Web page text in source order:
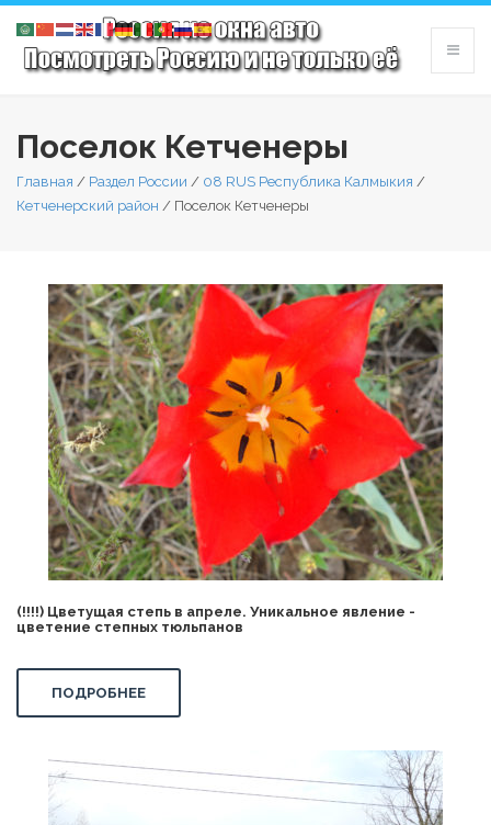
Поселок Кетченеры
Главная / Раздел России / 08 RUS Республика Калмыкия /
Кетченерский район / Поселок Кетченеры
(!!!!) Цветущая степь в апреле. Уникальное явление -
цветение степных тюльпанов
ПОДРОБНЕЕ